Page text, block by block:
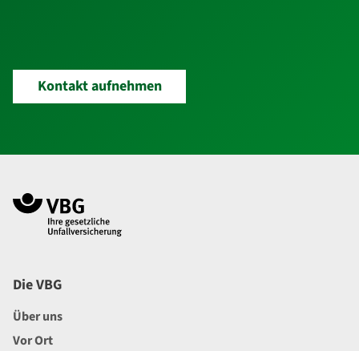
Kontakt aufnehmen
Die VBG
Über uns
Vor Ort